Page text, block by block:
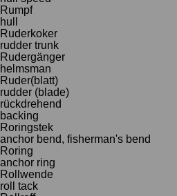
Rumpf
hull
Ruderkoker
rudder trunk
Rudergänger
helmsman
Ruder(blatt)
rudder (blade)
rückdrehend
backing
Roringstek
anchor bend, fisherman's bend
Roring
anchor ring
Rollwende
roll tack